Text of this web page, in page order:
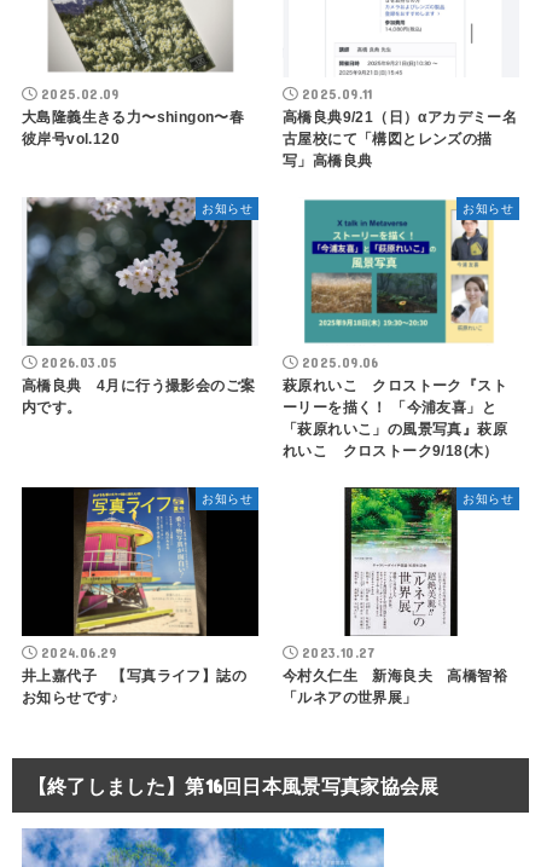
2025.02.09
大島隆義生きる力〜shingon〜春
彼岸号vol.120
2025.09.11
高橋良典9/21（日）αアカデミー名
古屋校にて「構図とレンズの描
写」高橋良典
お知らせ
2026.03.05
高橋良典 4月に行う撮影会のご案
内です。
お知らせ
2025.09.06
萩原れいこ クロストーク『スト
ーリーを描く！ 「今浦友喜」と
「萩原れいこ」の風景写真』萩原
れいこ クロストーク9/18(木）
お知らせ
2024.06.29
井上嘉代子 【写真ライフ】誌の
お知らせです♪
お知らせ
2023.10.27
今村久仁生 新海良夫 高橋智裕
「ルネアの世界展」
【終了しました】第16回日本風景写真家協会展